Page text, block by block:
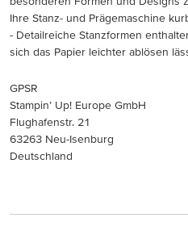
Ihre Stanz- und Prägemaschine
- Detailreiche Stanzformen
sich das Papier leichter ablösen
GPSR
Stampin’ Up! Europe GmbH
Flughafenstr. 21
63263 Neu-Isenburg
Deutschland